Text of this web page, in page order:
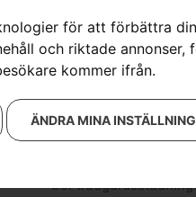
för att förbättra
och riktade annonser,
kommer ifrån.
ÄNDRA MINA
laddare
Artikelnummer:
Kategorier:
2 690kr
Gör